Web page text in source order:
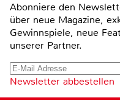
Abonniere den
über neue Magazine,
Gewinnspiele, neue
unserer Partner.
Newsletter abbestellen